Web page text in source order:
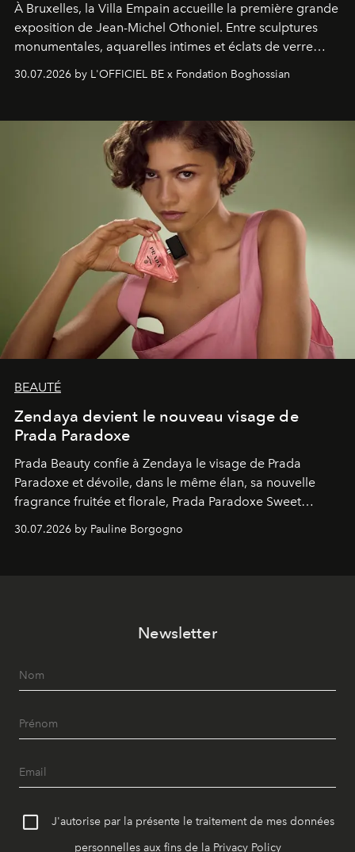
À Bruxelles, la Villa Empain accueille la première grande
exposition de Jean-Michel Othoniel. Entre sculptures
monumentales, aquarelles intimes et éclats de verre
soufflé, l’artiste français compose un itinéraire
émotionnel où chaque œuvre devient le souvenir
émerveillement.
30.07.2026 by L'OFFICIEL BE x Fondation Boghossian
BEAUTÉ
Zendaya devient le nouveau visage de
Prada Paradoxe
Prada Beauty confie à Zendaya le visage de Prada
Paradoxe et dévoile, dans le même élan, sa nouvelle
fragrance fruitée et florale, Prada Paradoxe Sweet
Chemistry Eau de Parfum.
30.07.2026 by Pauline Borgogno
Newsletter
J'autorise par la présente le traitement de mes données
personnelles aux fins de la Privacy Policy